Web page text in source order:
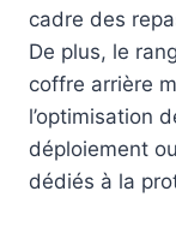
cadre des
De plus, le
coffre arrière
l’optimisation
déploiement
dédiés à la